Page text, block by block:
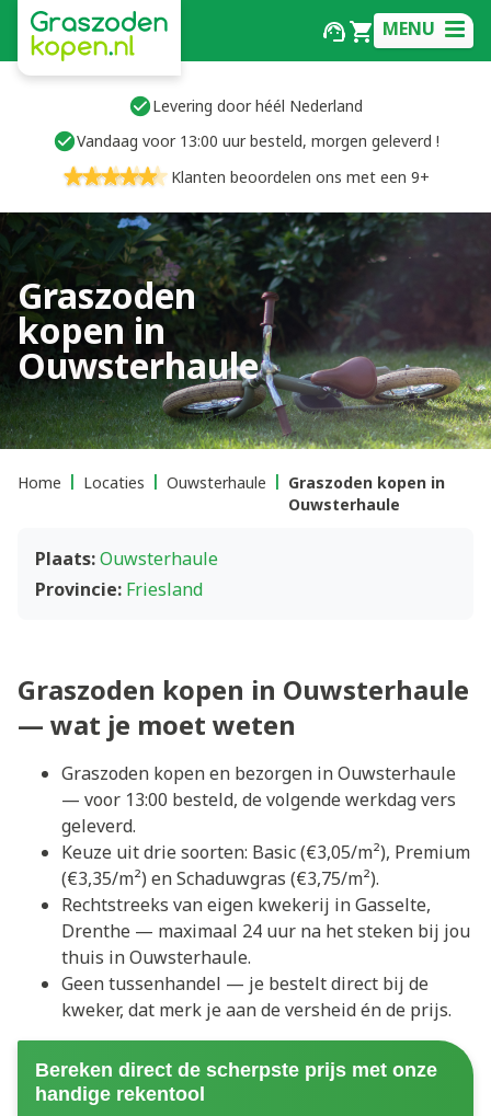
MENU
Levering door héél Nederland
Vandaag voor 13:00 uur besteld, morgen geleverd !
Klanten beoordelen ons met een 9+
Graszoden
kopen in
Ouwsterhaule
Home Locaties Ouwsterhaule
Graszoden kopen in
Ouwsterhaule
Plaats:Ouwsterhaule
Provincie: Friesland
Graszoden kopen in Ouwsterhaule
— wat je moet weten
Graszoden kopen en bezorgen in Ouwsterhaule
— voor 13:00 besteld, de volgende werkdag vers
geleverd.
Keuze uit drie soorten: Basic (€3,05/m²), Premium
(€3,35/m²) en Schaduwgras (€3,75/m²).
Rechtstreeks van eigen kwekerij in Gasselte,
Drenthe — maximaal 24 uur na het steken bij jou
thuis in Ouwsterhaule.
Geen tussenhandel — je bestelt direct bij de
kweker, dat merk je aan de versheid én de prijs.
Bereken direct de scherpste prijs met onze
handige rekentool